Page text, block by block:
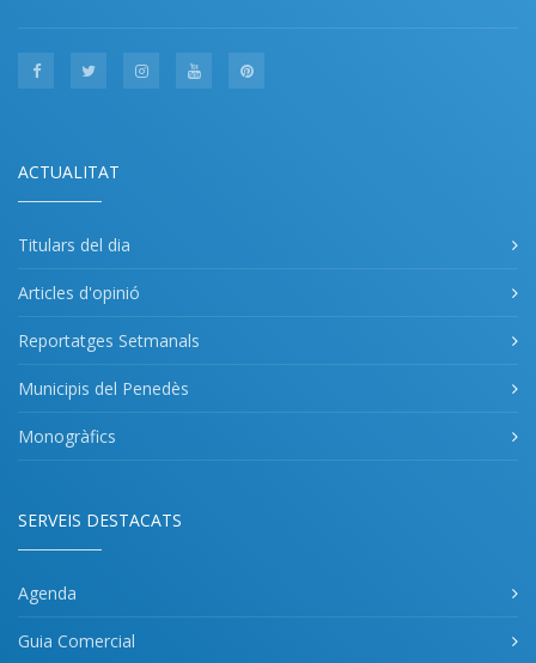
ACTUALITAT
Titulars del dia
Articles d'opinió
Reportatges Setmanals
Municipis del Penedès
Monogràfics
SERVEIS DESTACATS
Agenda
Guia Comercial